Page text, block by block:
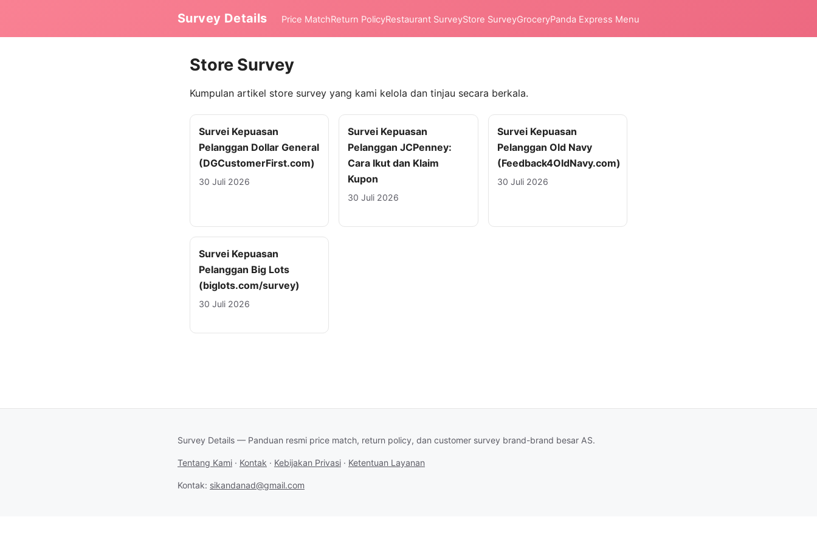
Survey Details Price MatchReturn PolicyRestaurant SurveyStore SurveyGroceryPanda Express Menu
Store Survey
Kumpulan artikel store survey yang kami kelola dan tinjau secara berkala.
Survei Kepuasan
Pelanggan Dollar General
(DGCustomerFirst.com)
30 Juli 2026
Survei Kepuasan
Pelanggan JCPenney:
Cara Ikut dan Klaim
Kupon
30 Juli 2026
Survei Kepuasan
Pelanggan Old Navy
(Feedback4OldNavy.com)
30 Juli 2026
Survei Kepuasan
Pelanggan Big Lots
(biglots.com/survey)
30 Juli 2026
Survey Details — Panduan resmi price match, return policy, dan customer survey brand-brand besar AS.
Tentang Kami · Kontak · Kebijakan Privasi · Ketentuan Layanan
Kontak: sikandanad@gmail.com